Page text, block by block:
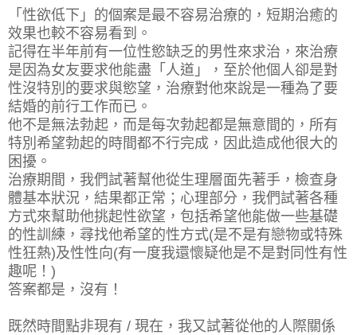
「性欲低下」的個案是最不容易治療的，短期治癒的
效果也較不容易看到。
記得在半年前有一位性慾缺乏的男性來求治，來治療
是因為女友要求他能盡「人道」，至於他個人卻是對
性沒特別的要求與慾望，治療對他來說是一種為了要
結婚的前行工作而已。
他不是無法勃起，而是每次勃起都是無意間的，所有
特別希望勃起的時間都不行完成，因此造成他很大的
困擾。
治療期間，我們試著幫他從生理層面先著手，檢查身
體基本狀況，結果都正常；心理部分，我們試著各種
方式來幫助他挑起性欲望，包括希望他能做一些基礎
的性訓練，尋找他希望的性方式(是不是有戀物或特殊
性狂熱)及性性向(有一度我還懷疑他是不是對同性有性
趣呢！)
答案都是，沒有！
既然時間點非現有 / 現在，我又試著從他的人際關係